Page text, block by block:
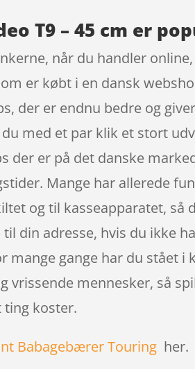
T9 – 45 cm er
når du handler
er købt i en dansk
der er endnu bedre og
med et par klik et stort
der er på det danske
Mange har allerede
og til kasseapparatet, så
din adresse, hvis du ikke
mange gange har du stået
vrissende mennesker, så
ting koster.
Babagebærer Touring her.